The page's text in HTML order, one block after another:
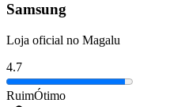
Samsung
Loja oficial no Magalu
4.7
RuimÓtimo